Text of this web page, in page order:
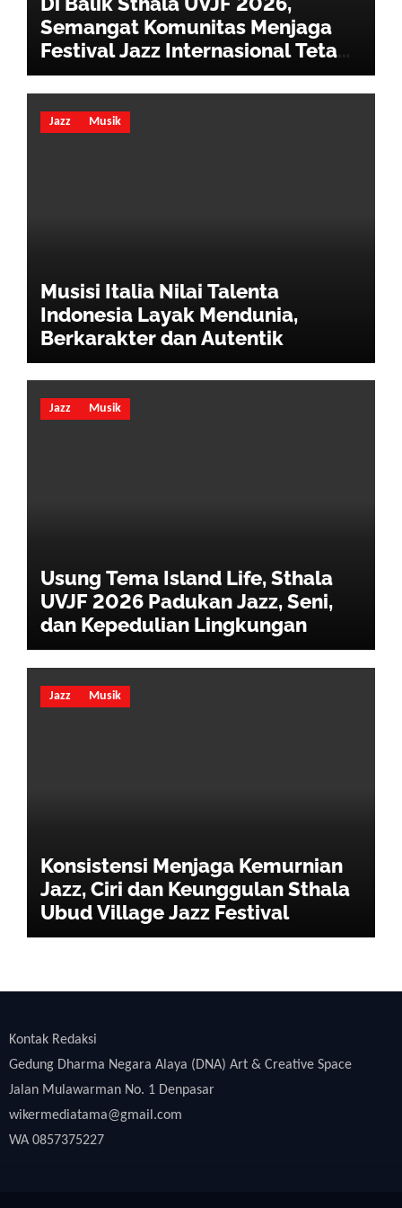
Semangat Komunitas Menjaga
Festival Jazz Internasional Tetap
Hidup
Jazz Musik
Musisi Italia Nilai Talenta
Indonesia Layak Mendunia,
Berkarakter dan Autentik
Jazz Musik
Usung Tema Island Life, Sthala
UVJF 2026 Padukan Jazz, Seni,
dan Kepedulian Lingkungan
Jazz Musik
Konsistensi Menjaga Kemurnian
Jazz, Ciri dan Keunggulan Sthala
Ubud Village Jazz Festival
Kontak Redaksi
Gedung Dharma Negara Alaya (DNA) Art & Creative Space
Jalan Mulawarman No. 1 Denpasar
wikermediatama@gmail.com
WA 0857375227